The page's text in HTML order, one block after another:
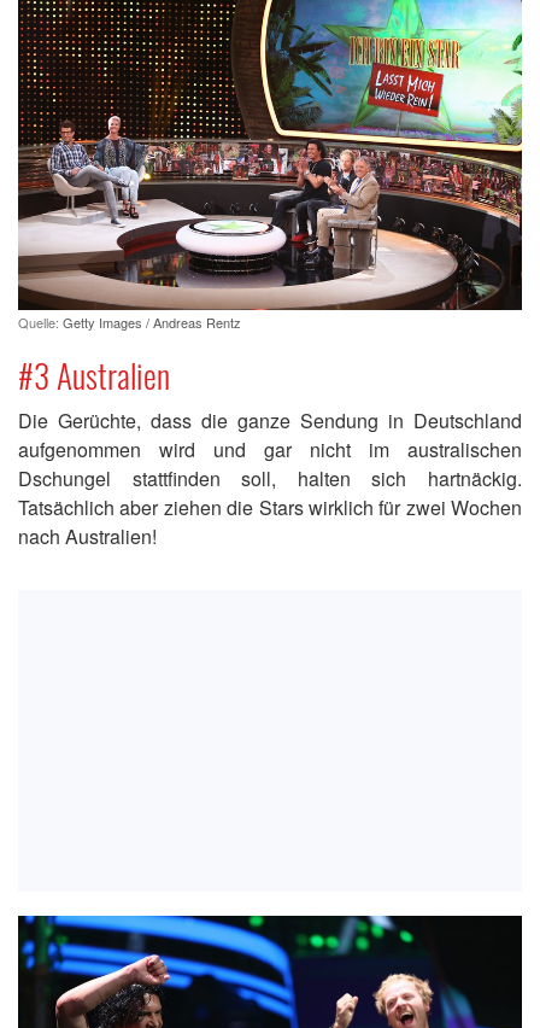
Quelle: Getty Images / Andreas Rentz
#3 Australien
Die Gerüchte, dass die ganze Sendung in Deutschland
aufgenommen wird und gar nicht im australischen
Dschungel stattfinden soll, halten sich hartnäckig.
Tatsächlich aber ziehen die Stars wirklich für zwei Wochen
nach Australien!